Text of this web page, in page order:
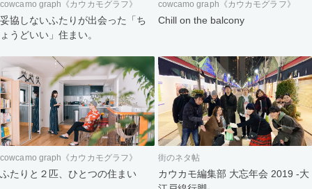
cowcamo graph《カウカモグラフ》
妥協しないふたりが出会った「ち
ょうどいい」住まい。
cowcamo graph《カウカモグラフ》
Chill on the balcony
cowcamo graph《カウカモグラフ》
ふたりと２匹、ひとつの住まい
街のネタ帖
カウカモ編集部 大忘年会 2019 -大